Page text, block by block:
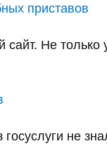
приставов
Не
не